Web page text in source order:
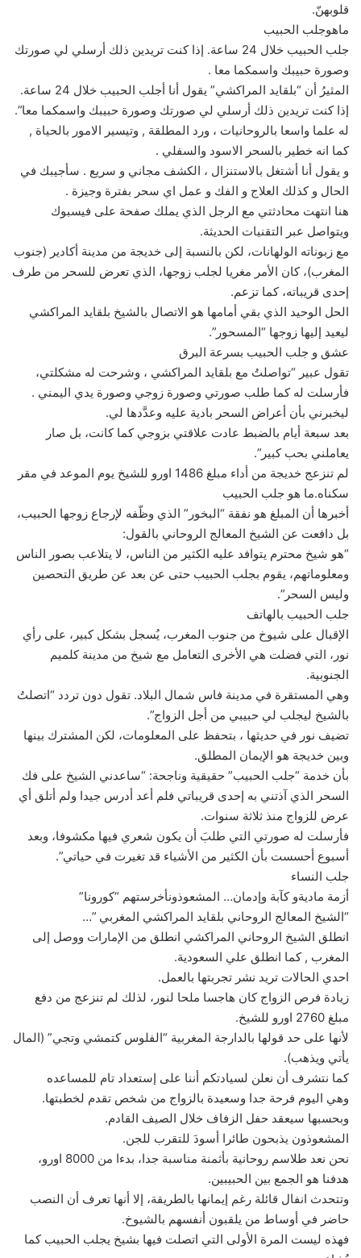
قلوبهنّ.
ماهوجلب الحبيب
جلب الحبيب خلال 24 ساعة. إذا كنت تريدين ذلك أرسلي لي صورتك
وصورة حبيبك واسمكما معا .
المثيرُ أن “بلقايد المراكشي” يقول أنا أجلب الحبيب خلال 24 ساعة.
إذا كنت تريدين ذلك أرسلي لي صورتك وصورة حبيبك واسمكما معا”.
له علما واسعا بالروحانيات ، ورد المطلقة , وتيسير الامور بالحياة ,
كما انه خطير بالسحر الاسود والسفلي .
و يقول أنا أشتغل بالاستنزال ، الكشف مجاني و سريع . سأجيبك في
الحال و كذلك العلاج و الفك و عمل اي سحر بفترة وجيزة .
هنا انتهت محادثتي مع الرجل الذي يملك صفحة على فيسبوك
ويتواصل عبر التقنيات الحديثة.
مع زبوناته الولهانات، لكن بالنسبة إلى خديجة من مدينة أكادير (جنوب
المغرب)، كان الأمر مغريا لجلب زوجها، الذي تعرض للسحر من طرف
إحدى قريباته، كما تزعم.
الحل الوحيد الذي بقي أمامها هو الاتصال بالشيخ بلقايد المراكشي
ليعيد إليها زوجها “المسحور”.
عشق و جلب الحبيب بسرعة البرق
تقول عبير “تواصلتُ مع بلقايد المراكشي ، وشرحت له مشكلتي،
فأرسلت له كما طلب صورتي وصورة زوجي وصورة يدي اليمني .
ليخبرني بأن أعراض السحر بادية عليه وعدَّدها لي.
بعد سبعة أيام بالضبط عادت علاقتي بزوجي كما كانت، بل صار
يعاملني بحب كبير”.
لم تنزعج خديجة من أداء مبلغ 1486 اورو للشيخ يوم الموعد في مقر
سكناه.ما هو جلب الحبيب
أخبرها أن المبلغ هو نفقة “البخور” الذي وظّفه لإرجاع زوجها الحبيب،
بل دافعت عن الشيخ المعالج الروحاني بالقول:
“هو شيخ محترم يتوافد عليه الكثير من الناس، لا يتلاعب بصور الناس
ومعلوماتهم، يقوم بجلب الحبيب حتى عن بعد عن طريق التحصين
وليس السحر”.
جلب الحبيب بالهاتف
الإقبال على شيوخ من جنوب المغرب، يُسجل بشكل كبير، على رأي
نور، التي فضلت هي الأخرى التعامل مع شيخ من مدينة كلميم
الجنوبية.
وهي المستقرة في مدينة فاس شمال البلاد. تقول دون تردد “اتصلتُ
بالشيخ ليجلب لي حبيبي من أجل الزواج”.
تضيف نور في حديثها ، بتحفظ على المعلومات، لكن المشترك بينها
وبين خديجة هو الإيمان المطلق.
بأن خدمة “جلب الحبيب” حقيقية وناجحة: “ساعدني الشيخ على فك
السحر الذي آذتني به إحدى قريباتي فلم أعد أدرس جيدا ولم أتلق أي
عرض للزواج منذ ثلاثة سنوات.
فأرسلت له صورتي التي طلبَ أن يكون شعري فيها مكشوفا، وبعد
أسبوع أحسست بأن الكثير من الأشياء قد تغيرت في حياتي”.
جلب النساء
أزمة ماديةو كآبة وإدمان… المشعوذونأخرستهم “كورونا”
“الشيخ المعالج الروحاني بلقايد المراكشي المغربي ”…
انطلق الشيخ الروحاني المراكشي انطلق من الإمارات ووصل إلى
المغرب , كما انطلق علي السعودية.
احدي الحالات تريد نشر تجربتها بالعمل.
زيادة فرص الزواج كان هاجسا ملحا لنور، لذلك لم تنزعج من دفع
مبلغ 2760 اورو للشيخ.
لأنها على حد قولها بالدارجة المغربية “الفلوس كتمشي وتجي” (المال
يأتي ويذهب).
كما نتشرف أن نعلن لسيادتكم أننا على إستعداد تام للمساعده
وهي اليوم فرحة جدا وسعيدة بالزواج من شخص تقدم لخطبتها.
وبحسبها سيعقد حفل الزفاف خلال الصيف القادم.
المشعوذون يذبحون طائرا أسودَ للتقرب للجن.
نحن نعد طلاسم روحانية بأثمنة مناسبة جدا، بدءا من 8000 اورو،
هدفنا هو الجمع بين الحبيبين.
وتتحدث انفال قائلة رغم إيمانها بالطريقة، إلا أنها تعرف أن النصب
حاضر في أوساط من يلقبون أنفسهم بالشيوخ.
فهذه ليست المرة الأولى التي اتصلت فيها بشيخ يجلب الحبيب كما